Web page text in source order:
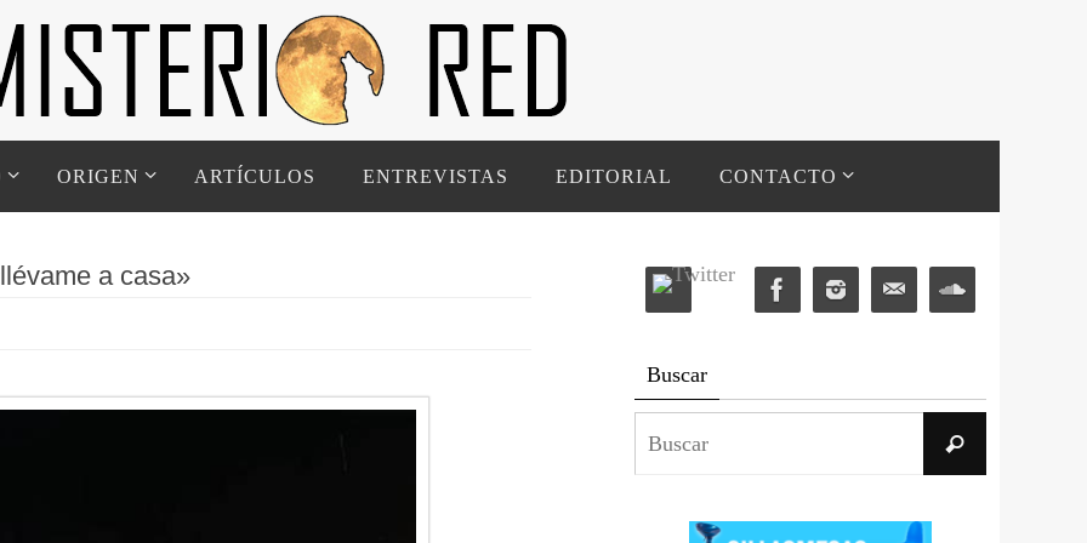
ORIGEN ARTÍCULOS ENTREVISTAS EDITORIAL CONTACTO
a casa»
Buscar
Buscar